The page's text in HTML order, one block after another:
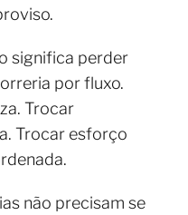
significa perder
por fluxo.
Trocar
Trocar esforço
não precisam se